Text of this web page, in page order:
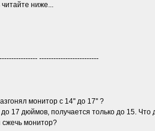
читайте ниже...
-------------------------
монитор с 14'' до 17'' ?
17 дюймов, получается только до 15.
монитор?